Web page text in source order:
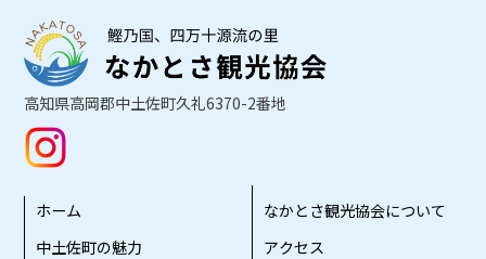
高知県高岡郡中土佐町久礼6370-2番地
ホーム
中土佐町の魅力
なかとさ観光協会について
アクセス